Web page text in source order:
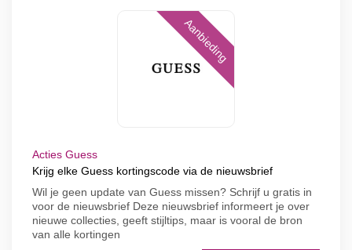
Aanbieding
Acties Guess
Krijg elke Guess kortingscode via de nieuwsbrief
Wil je geen update van Guess missen? Schrijf u gratis in
voor de nieuwsbrief Deze nieuwsbrief informeert je over
nieuwe collecties, geeft stijltips, maar is vooral de bron
van alle kortingen